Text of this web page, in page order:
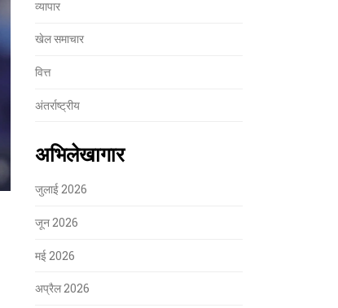
व्यापार
खेल समाचार
वित्त
अंतर्राष्ट्रीय
अभिलेखागार
जुलाई 2026
जून 2026
मई 2026
अप्रैल 2026